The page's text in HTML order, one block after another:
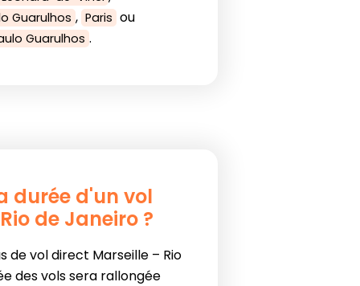
Guarulhos , Paris ou
Guarulhos .
durée d'un vol
de Janeiro ?
de vol direct Marseille – Rio
des vols sera rallongée